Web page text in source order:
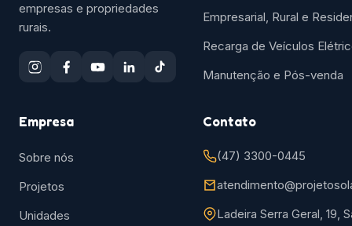
empresas e propriedades
rurais.
Empresarial, Rural e
Recarga de Veículos
Manutenção e Pós-venda
Empresa
Sobre nós
Projetos
Unidades
Contato
(47) 3300-0445
Ladeira Serra Geral, 19,